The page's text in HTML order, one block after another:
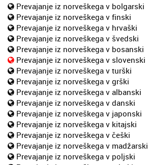
Prevajanje iz norveškega v bolgarski
Prevajanje iz norveškega v finski
Prevajanje iz norveškega v hrvaški
Prevajanje iz norveškega v švedski
Prevajanje iz norveškega v bosanski
Prevajanje iz norveškega v slovenski
Prevajanje iz norveškega v turški
Prevajanje iz norveškega v grški
Prevajanje iz norveškega v albanski
Prevajanje iz norveškega v danski
Prevajanje iz norveškega v japonski
Prevajanje iz norveškega v kitajski
Prevajanje iz norveškega v češki
Prevajanje iz norveškega v madžarski
Prevajanje iz norveškega v poljski